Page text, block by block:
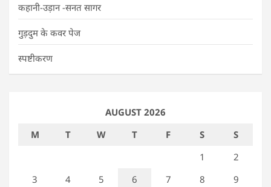
कहानी-उड़ान -सनत सागर
गुड़दुम के कवर पेज
स्पष्टीकरण
AUGUST 2026
M
T W T F S
S
1
2
3
4 5 6 7 8
9